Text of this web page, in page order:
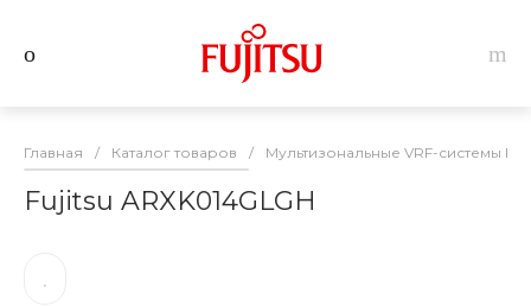
Главная / Каталог товаров / Мультизональные VRF-системы
Fujitsu ARXK014GLGH